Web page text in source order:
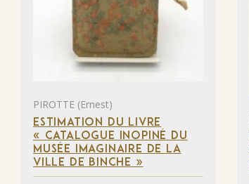
PIROTTE (Ernest)
ESTIMATION DU LIVRE
« CATALOGUE INOPINÉ DU
MUSÉE IMAGINAIRE DE LA
VILLE DE BINCHE »